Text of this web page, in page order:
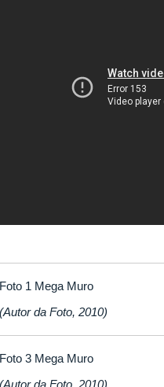
Foto 1 Mega Muro
(Autor da Foto, 2010)
Foto 3 Mega Muro
(Autor da Foto, 2010)